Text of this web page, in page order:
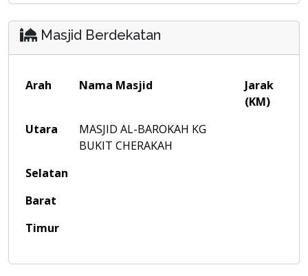
Masjid Berdekatan
Arah Nama Masjid
Jarak
(KM)
Utara
MASJID AL-BAROKAH KG
BUKIT CHERAKAH
Selatan
Barat
Timur